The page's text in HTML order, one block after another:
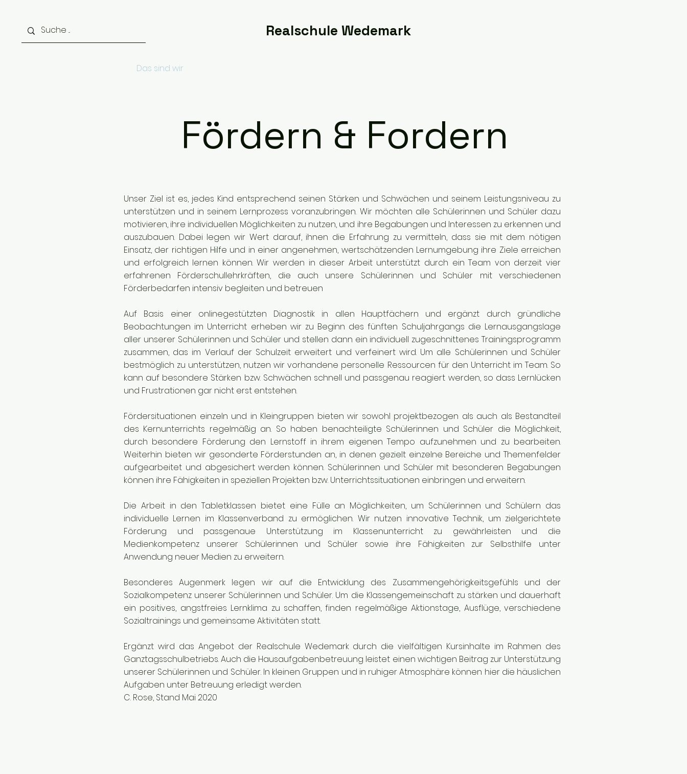
Realschule Wedemark
Das sind wir
Fördern & Fordern
Unser Ziel ist es, jedes Kind entsprechend seinen Stärken und Schwächen und seinem Leistungsniveau zu
unterstützen und in seinem Lernprozess voranzubringen. Wir möchten alle Schülerinnen und Schüler dazu
motivieren, ihre individuellen Möglichkeiten zu nutzen, und ihre Begabungen und Interessen zu erkennen und
auszubauen. Dabei legen wir Wert darauf, ihnen die Erfahrung zu vermitteln, dass sie mit dem nötigen
Einsatz, der richtigen Hilfe und in einer angenehmen, wertschätzenden Lernumgebung ihre Ziele erreichen
und erfolgreich lernen können. Wir werden in dieser Arbeit unterstützt durch ein Team von derzeit vier
erfahrenen Förderschullehrkräften, die auch unsere Schülerinnen und Schüler mit verschiedenen
Förderbedarfen intensiv begleiten und betreuen
Auf Basis einer onlinegestützten Diagnostik in allen Hauptfächern und ergänzt durch gründliche
Beobachtungen im Unterricht erheben wir zu Beginn des fünften Schuljahrgangs die Lernausgangslage
aller unserer Schülerinnen und Schüler und stellen dann ein individuell zugeschnittenes Trainingsprogramm
zusammen, das im Verlauf der Schulzeit erweitert und verfeinert wird. Um alle Schülerinnen und Schüler
bestmöglich zu unterstützen, nutzen wir vorhandene personelle Ressourcen für den Unterricht im Team. So
kann auf besondere Stärken bzw. Schwächen schnell und passgenau reagiert werden, so dass Lernlücken
und Frustrationen gar nicht erst entstehen.
Fördersituationen einzeln und in Kleingruppen bieten wir sowohl projektbezogen als auch als Bestandteil
des Kernunterrichts regelmäßig an. So haben benachteiligte Schülerinnen und Schüler die Möglichkeit,
durch besondere Förderung den Lernstoff in ihrem eigenen Tempo aufzunehmen und zu bearbeiten.
Weiterhin bieten wir gesonderte Förderstunden an, in denen gezielt einzelne Bereiche und Themenfelder
aufgearbeitet und abgesichert werden können. Schülerinnen und Schüler mit besonderen Begabungen
können ihre Fähigkeiten in speziellen Projekten bzw. Unterrichtssituationen einbringen und erweitern.
Die Arbeit in den Tabletklassen bietet eine Fülle an Möglichkeiten, um Schülerinnen und Schülern das
individuelle Lernen im Klassenverband zu ermöglichen. Wir nutzen innovative Technik, um zielgerichtete
Förderung und passgenaue Unterstützung im Klassenunterricht zu gewährleisten und die
Medienkompetenz unserer Schülerinnen und Schüler sowie ihre Fähigkeiten zur Selbsthilfe unter
Anwendung neuer Medien zu erweitern.
Besonderes Augenmerk legen wir auf die Entwicklung des Zusammengehörigkeitsgefühls und der
Sozialkompetenz unserer Schülerinnen und Schüler. Um die Klassengemeinschaft zu stärken und dauerhaft
ein positives, angstfreies Lernklima zu schaffen, finden regelmäßige Aktionstage, Ausflüge, verschiedene
Sozialtrainings und gemeinsame Aktivitäten statt.
Ergänzt wird das Angebot der Realschule Wedemark durch die vielfältigen Kursinhalte im Rahmen des
Ganztagsschulbetriebs. Auch die Hausaufgabenbetreuung leistet einen wichtigen Beitrag zur Unterstützung
unserer Schülerinnen und Schüler. In kleinen Gruppen und in ruhiger Atmosphäre können hier die häuslichen
Aufgaben unter Betreuung erledigt werden.
C. Rose, Stand Mai 2020